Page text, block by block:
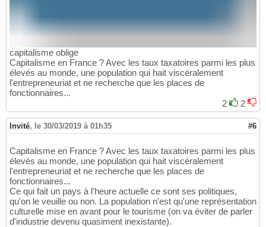
capitalisme oblige
Capitalisme en France ? Avec les taux taxatoires parmi les plus
élevés au monde, une population qui hait viscéralement
l'entrepreneuriat et ne recherche que les places de
fonctionnaires...
2
2
Invité, le 30/03/2019 à 01h35 #6
Capitalisme en France ? Avec les taux taxatoires parmi les plus
élevés au monde, une population qui hait viscéralement
l'entrepreneuriat et ne recherche que les places de
fonctionnaires...
Ce qui fait un pays à l'heure actuelle ce sont ses politiques,
qu'on le veuille ou non. La population n'est qu'une représentation
culturelle mise en avant pour le tourisme (on va éviter de parler
d'industrie devenu quasiment inexistante).